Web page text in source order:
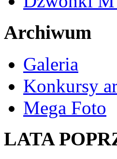
Archiwum
Galeria
Konkursy
Mega Foto
LATA